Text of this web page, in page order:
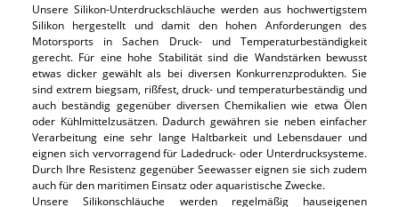
Unsere Silikon-Unterdruckschläuche werden aus hochwertigstem
Silikon hergestellt und damit den hohen Anforderungen des
Motorsports in Sachen Druck- und Temperaturbeständigkeit
gerecht. Für eine hohe Stabilität sind die Wandstärken bewusst
etwas dicker gewählt als bei diversen Konkurrenzprodukten. Sie
sind extrem biegsam, rißfest, druck- und temperaturbeständig und
auch beständig gegenüber diversen Chemikalien wie etwa Ölen
oder Kühlmittelzusätzen. Dadurch gewähren sie neben einfacher
Verarbeitung eine sehr lange Haltbarkeit und Lebensdauer und
eignen sich vervorragend für Ladedruck- oder Unterdrucksysteme.
Durch Ihre Resistenz gegenüber Seewasser eignen sie sich zudem
auch für den maritimen Einsatz oder aquaristische Zwecke.
Unsere Silikonschläuche werden regelmäßig hauseigenen